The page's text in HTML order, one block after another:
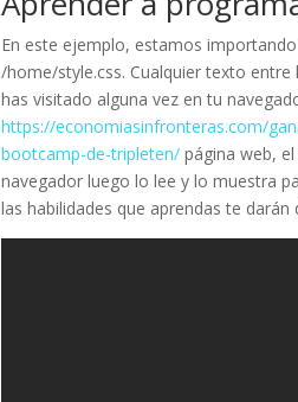
En este ejemplo, estamos
/home/style.css. Cualquier texto
has visitado alguna vez en tu
https://economiasinfronteras.com/
bootcamp-de-tripleten/ página web,
navegador luego lo lee y lo muestra
las habilidades que aprendas te